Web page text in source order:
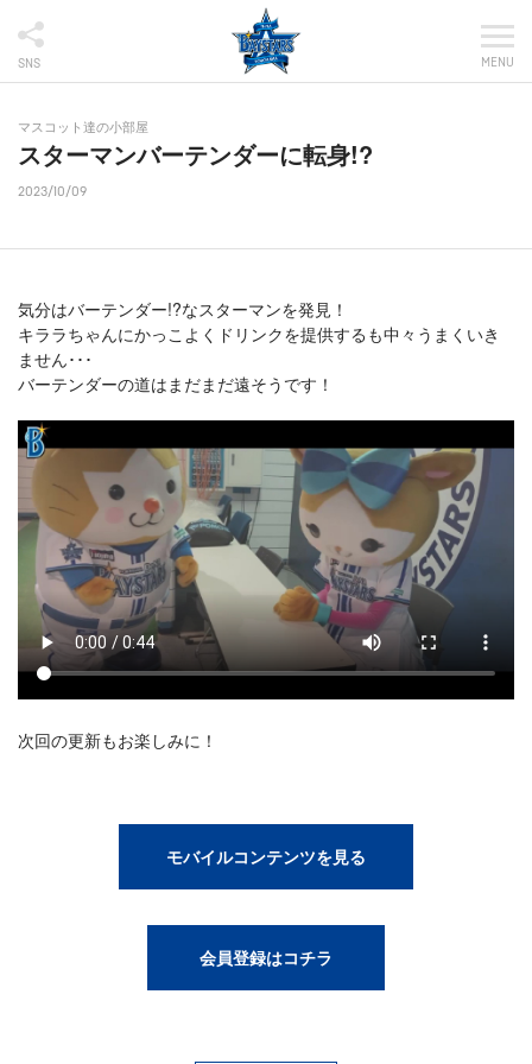
SNS MENU
マスコット達の小部屋
スターマンバーテンダーに転身!?
2023/10/09
気分はバーテンダー!?なスターマンを発見！
キララちゃんにかっこよくドリンクを提供するも中々うまくいき
ません･･･
バーテンダーの道はまだまだ遠そうです！
次回の更新もお楽しみに！
モバイルコンテンツを見る
会員登録はコチラ